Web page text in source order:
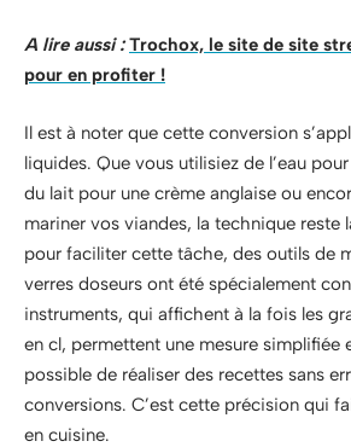
A lire aussi : Trochox, le site de site
pour en profiter !
Il est à noter que cette conversion
liquides. Que vous utilisiez de l’eau
du lait pour une crème anglaise ou
mariner vos viandes, la technique reste
pour faciliter cette tâche, des outils de
verres doseurs ont été spécialement
instruments, qui affichent à la fois les
en cl, permettent une mesure simplifiée
possible de réaliser des recettes sans
conversions. C’est cette précision qui
en cuisine.